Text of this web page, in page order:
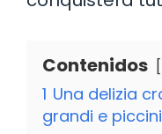
Contenidos
1 Una delizia
grandi e piccini